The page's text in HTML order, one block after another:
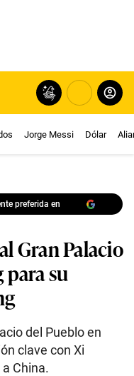
Jorge Messi Dólar
preferida en
Gran Palacio
su
del Pueblo en
clave con Xi
China.